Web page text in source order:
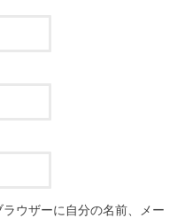
ウザーに自分の名前、メー